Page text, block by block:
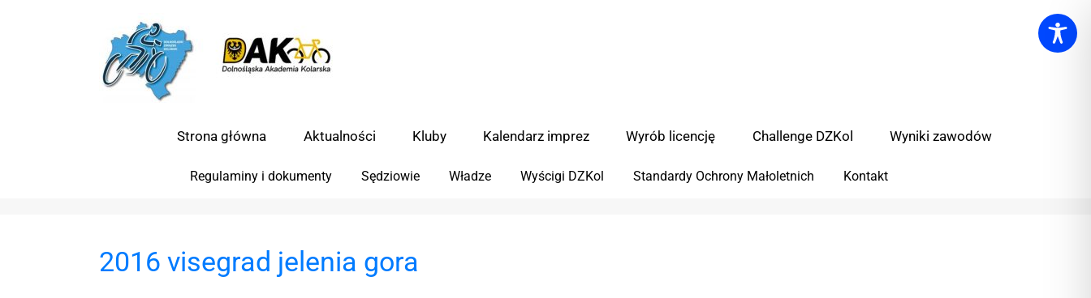
Strona główna Aktualności Kluby Kalendarz imprez Wyrób licencję Challenge DZKol Wyniki zawodów
Regulaminy i dokumenty Sędziowie Władze Wyścigi DZKol Standardy Ochrony Małoletnich Kontakt
2016 visegrad jelenia gora